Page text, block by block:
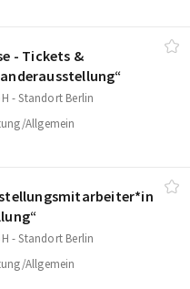
- Tickets &
- Standort Berlin
Allgemein
- Standort Berlin
Allgemein